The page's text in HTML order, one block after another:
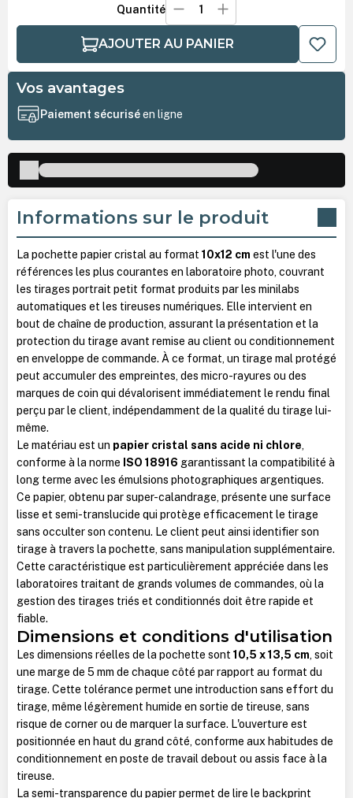
Quantité
AJOUTER AU PANIER
Vos avantages
Paiement sécuriséen ligne
Informations sur le produit
La pochette papier cristal au format 10x12 cm est l'une des
références les plus courantes en laboratoire photo, couvrant
les tirages portrait petit format produits par les minilabs
automatiques et les tireuses numériques. Elle intervient en
bout de chaîne de production, assurant la présentation et la
protection du tirage avant remise au client ou conditionnement
en enveloppe de commande. À ce format, un tirage mal protégé
peut accumuler des empreintes, des micro-rayures ou des
marques de coin qui dévalorisent immédiatement le rendu final
perçu par le client, indépendamment de la qualité du tirage lui-
même.
Le matériau est un papier cristal sans acide ni chlore,
conforme à la norme ISO 18916 garantissant la compatibilité à
long terme avec les émulsions photographiques argentiques.
Ce papier, obtenu par super-calandrage, présente une surface
lisse et semi-translucide qui protège efficacement le tirage
sans occulter son contenu. Le client peut ainsi identifier son
tirage à travers la pochette, sans manipulation supplémentaire.
Cette caractéristique est particulièrement appréciée dans les
laboratoires traitant de grands volumes de commandes, où la
gestion des tirages triés et conditionnés doit être rapide et
fiable.
Dimensions et conditions d'utilisation
Les dimensions réelles de la pochette sont 10,5 x 13,5 cm, soit
une marge de 5 mm de chaque côté par rapport au format du
tirage. Cette tolérance permet une introduction sans effort du
tirage, même légèrement humide en sortie de tireuse, sans
risque de corner ou de marquer la surface. L'ouverture est
positionnée en haut du grand côté, conforme aux habitudes de
conditionnement en poste de travail debout ou assis face à la
tireuse.
La semi-transparence du papier permet de lire le backprint